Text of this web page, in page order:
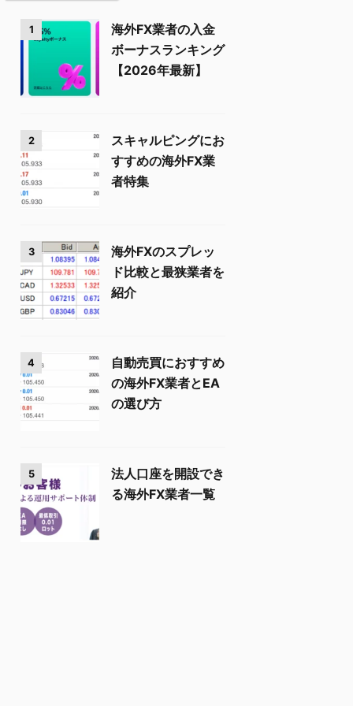
1
海外FX業者の入金
ボーナスランキング
【2026年最新】
2
スキャルピングにお
すすめの海外FX業
者特集
3
海外FXのスプレッ
ド比較と最狭業者を
紹介
4
自動売買におすすめ
の海外FX業者とEA
の選び方
5
法人口座を開設でき
る海外FX業者一覧